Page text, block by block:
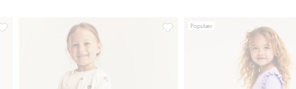
Fargede twill-jeans i bootcut-modell, Legg til i favoriterJoggebukser med blondedetaljer,
Populær